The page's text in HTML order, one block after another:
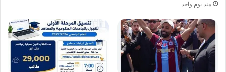
منذ يوم واحد